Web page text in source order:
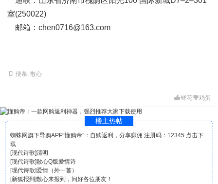
室(250022)
邮箱： chen0716@163.com
便条,散心
鲜花 鸡蛋
楼主热帖
蜘蛛网旗下导购APP“懂购帝”：自购返利，分享赚佣 注册码：12345 点击下
载
清明
[现代诗歌]
散心Q版爱情诗
[现代诗歌]
爱情（外一首）
[现代诗歌]
散心来报到，问好各位朋友！
[新狐报到 ]